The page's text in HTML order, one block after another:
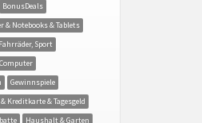
BonusDeals
& Notebooks & Tablets
Sport
Gewinnspiele
Kreditkarte & Tagesgeld
Haushalt & Garten